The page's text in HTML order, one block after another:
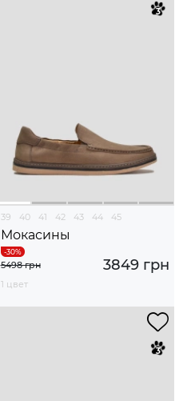
39 40 41 42 43 44 45
Мокасины
3849 грн
5498 грн
1 цвет